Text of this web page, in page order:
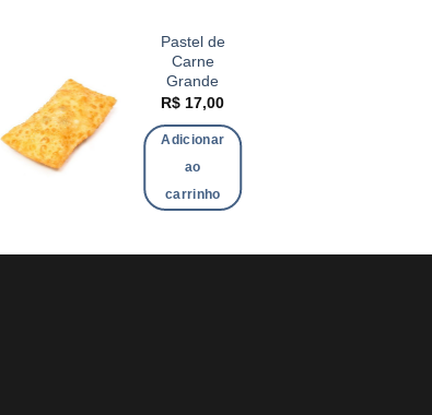
Pastel de
Carne
Grande
R$ 17,00
Adicionar
ao
carrinho